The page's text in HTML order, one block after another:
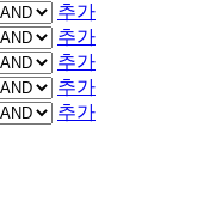
추가
추가
추가
추가
추가